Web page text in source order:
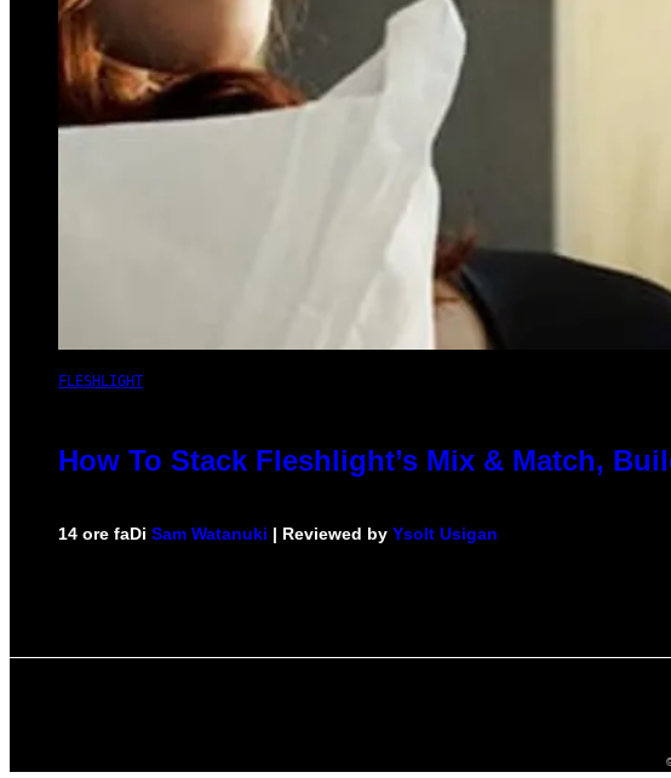
FLESHLIGHT
How To Stack Fleshlight’s Mix & Match,
14 ore faDi Sam Watanuki | Reviewed by Ysolt Usigan